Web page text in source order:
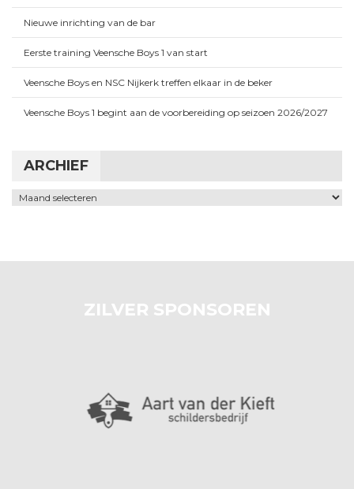
Nieuwe inrichting van de bar
Eerste training Veensche Boys 1 van start
Veensche Boys en NSC Nijkerk treffen elkaar in de beker
Veensche Boys 1 begint aan de voorbereiding op seizoen 2026/2027
ARCHIEF
Archief
ZILVER SPONSOREN